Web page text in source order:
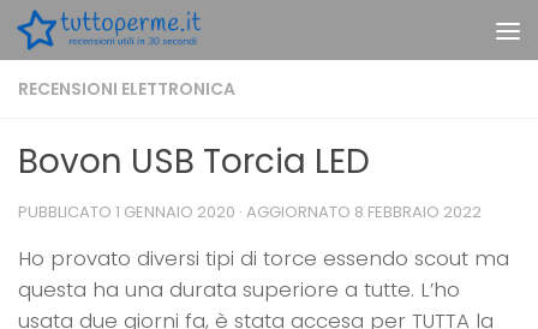
Skip to content
RECENSIONI ELETTRONICA
Bovon USB Torcia LED
PUBBLICATO 1 GENNAIO 2020 · AGGIORNATO 8 FEBBRAIO 2022
Ho provato diversi tipi di torce essendo scout ma
questa ha una durata superiore a tutte. L’ho
usata due giorni fa, è stata accesa per TUTTA la